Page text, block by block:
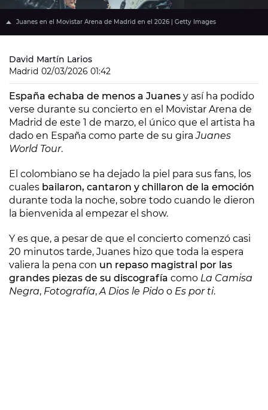
Juanes en el Movistar Arena de Madrid en el 2026 | Getty Images
David Martín Larios
Madrid 02/03/2026 01:42
España echaba de menos a Juanes y así ha podido
verse durante su concierto en el Movistar Arena de
Madrid de este 1 de marzo, el único que el artista ha
dado en España como parte de su giraJuanes
World Tour.
El colombiano se ha dejado la piel para sus fans, los
cuales bailaron, cantaron y chillaron de la emoción
durante toda la noche, sobre todo cuando le dieron
la bienvenida al empezar el show.
Y es que, a pesar de que el concierto comenzó casi
20 minutos tarde, Juanes hizo que toda la espera
valiera la pena con un repaso magistral por las
grandes piezas de su discografía como La Camisa
Negra, Fotografía,A Dios le Pido o Es por ti.